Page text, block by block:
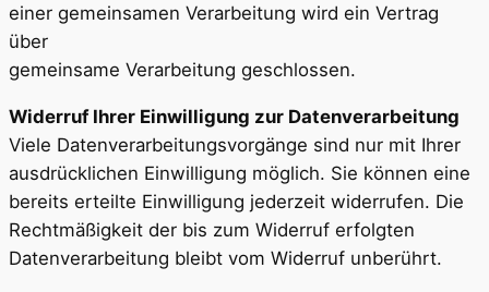
einer gemeinsamen Verarbeitung wird ein Vertrag
über
gemeinsame Verarbeitung geschlossen.
Widerruf Ihrer Einwilligung zur Datenverarbeitung
Viele Datenverarbeitungsvorgänge sind nur mit Ihrer
ausdrücklichen Einwilligung möglich. Sie können eine
bereits erteilte Einwilligung jederzeit widerrufen. Die
Rechtmäßigkeit der bis zum Widerruf erfolgten
Datenverarbeitung bleibt vom Widerruf unberührt.